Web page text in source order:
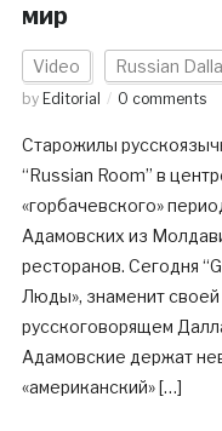
мир
Video Russian
by Editorial 0 comments
Старожилы
“Russian Room” в
«горбачевского»
Адамовских из
ресторанов. Сегодня
Люды», знаменит
русскоговорящем
Адамовские держат
«американский» […]